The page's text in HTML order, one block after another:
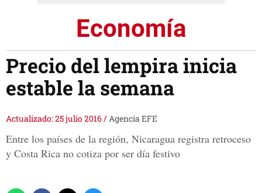
Economía
Precio del lempira inicia
estable la semana
Actualizado: 25 julio 2016/Agencia EFE
Entre los países de la región, Nicaragua registra retroceso
y Costa Rica no cotiza por ser día festivo